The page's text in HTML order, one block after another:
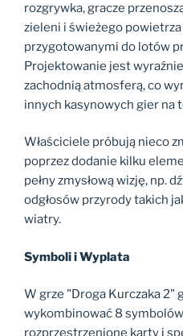
rozgrywka, gracze
zieleni i świeżego
przygotowanymi do lotów
Projektowanie jest
zachodnią atmosferą, co
innych kasynowych gier na
Właściciele próbują nieco
poprzez dodanie kilku
pełny zmysłową wizję, np.
odgłosów przyrody takich
wiatry.
Symboli i Wyplata
W grze "Droga Kurczaka 2"
wykombinować 8
rozprzestrzenione karty i